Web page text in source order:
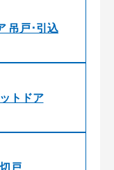
吊戸･引込
トドア
戸